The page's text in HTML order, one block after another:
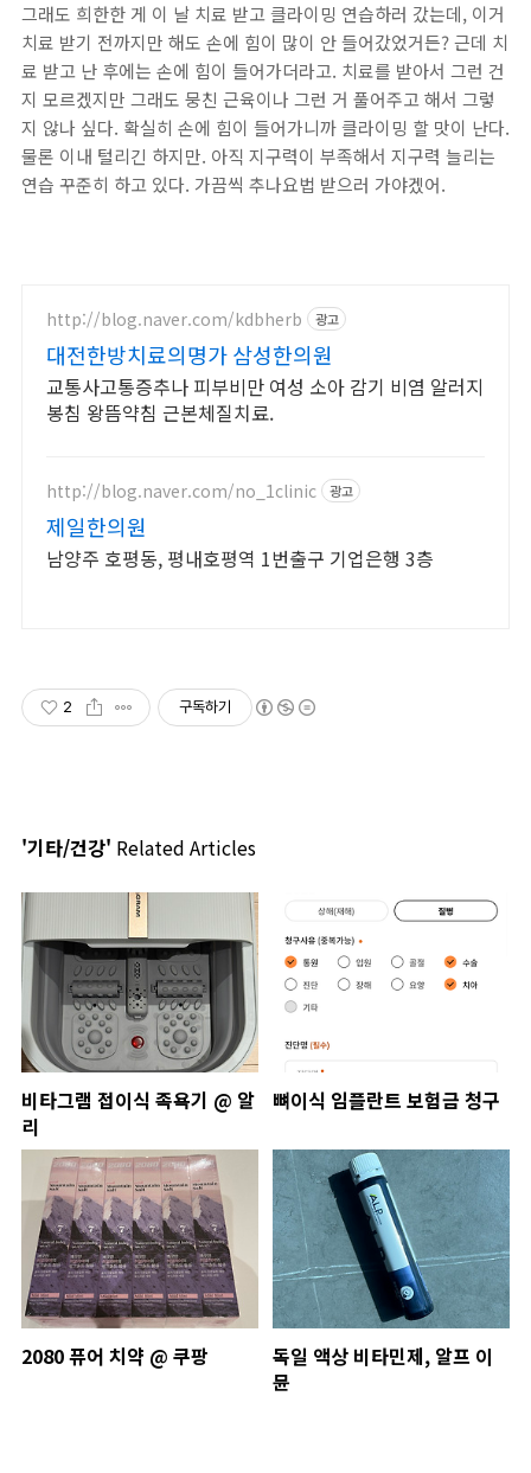
그래도 희한한 게 이 날 치료 받고 클라이밍 연습하러 갔는데, 이거
치료 받기 전까지만 해도 손에 힘이 많이 안 들어갔었거든? 근데 치
료 받고 난 후에는 손에 힘이 들어가더라고. 치료를 받아서 그런 건
지 모르겠지만 그래도 뭉친 근육이나 그런 거 풀어주고 해서 그렇
지 않나 싶다. 확실히 손에 힘이 들어가니까 클라이밍 할 맛이 난다.
물론 이내 털리긴 하지만. 아직 지구력이 부족해서 지구력 늘리는
연습 꾸준히 하고 있다. 가끔씩 추나요법 받으러 가야겠어.
http://blog.naver.com/kdbherb 광고
대전한방치료의명가 삼성한의원
교통사고통증추나 피부비만 여성 소아 감기 비염 알러지
봉침 왕뜸약침 근본체질치료.
http://blog.naver.com/no_1clinic 광고
제일한의원
남양주 호평동, 평내호평역 1번출구 기업은행 3층
2 구독하기
'기타/건강' Related Articles
비타그램 접이식 족욕기 @ 알
리
뼈이식 임플란트 보험금 청구
2080 퓨어 치약 @ 쿠팡
독일 액상 비타민제, 알프 이
뮨